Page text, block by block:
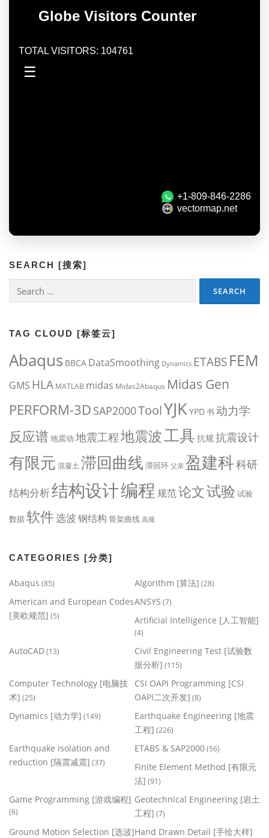
SEARCH [搜索]
for:
TAG CLOUD [标签云]
Abaqus BBCA DataSmoothing Dynamics ETABSFEM
GMS HLA MATLAB midas Midas2Abaqus Midas Gen
PERFORM-3D SAP2000ToolYJKYPD书 动力学
反应谱 地震动 地震工程地震波工具 抗规抗震设计
有限元 混凝土 滞回曲线 滞回环 父亲 盈建科科研
结构分析结构设计编程 规范论文试验 试验
数据软件选波钢结构 骨架曲线 高规
CATEGORIES [分类]
Abaqus (85) Algorithm [算法] (28)
American and European Codes
[美欧规范] (5)
ANSYS (7)
Artificial Intelligence [人工智能]
(4)
AutoCAD(13)
Civil Engineering Test [试验数
据分析] (115)
Computer Technology [电脑技
术] (25)
CSI OAPI Programming [CSI
OAPI二次开发] (8)
Dynamics [动力学] (149)
Earthquake Engineering [地震
工程] (226)
Earthquake isolation and
reduction [隔震减震] (37)
ETABS & SAP2000(56)
Finite Element Method [有限元
法] (91)
Game Programming [游戏编程]
(6)
Geotechnical Engineering [岩土
工程] (7)
Ground Motion Selection [选波]Hand Drawn Detail [手绘大样]